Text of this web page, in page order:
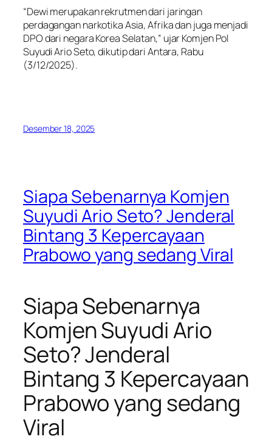
“Dewi merupakan rekrutmen dari jaringan
perdagangan narkotika Asia, Afrika dan juga menjadi
DPO dari negara Korea Selatan,” ujar Komjen Pol
Suyudi Ario Seto, dikutip dari Antara, Rabu
(3/12/2025).
Desember 18, 2025
Siapa Sebenarnya Komjen
Suyudi Ario Seto? Jenderal
Bintang 3 Kepercayaan
Prabowo yang sedang Viral
Siapa Sebenarnya
Komjen Suyudi Ario
Seto? Jenderal
Bintang 3 Kepercayaan
Prabowo yang sedang
Viral